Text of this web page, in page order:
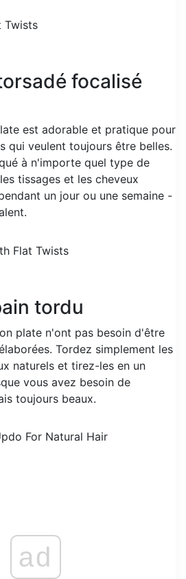
focalisé
est adorable et pratique pour
qui veulent toujours être belles.
à n'importe quel type de
tissages et les cheveux
un jour ou une semaine -
tordu
plate n'ont pas besoin d'être
Tordez simplement les
naturels et tirez-les en un
vous avez besoin de
toujours beaux.
ad